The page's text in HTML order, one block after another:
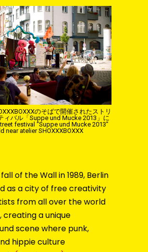
のそばで開催されたストリ
ィバル「Suppe und Mucke 2013」に
festival “Suppe und Mucke 2013”
near atelier SHOXXXBOXXX
of the Wall in 1989, Berlin
as a city of free creativity
from all over the world
creating a unique
scene where punk,
hippie culture